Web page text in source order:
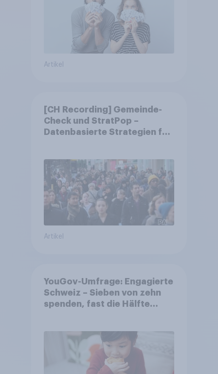
Artikel
[CH Recording] Gemeinde-
Check und StratPop –
Datenbasierte Strategien für
Artikel
YouGov-Umfrage: Engagierte
Schweiz – Sieben von zehn
spenden, fast die Hälfte